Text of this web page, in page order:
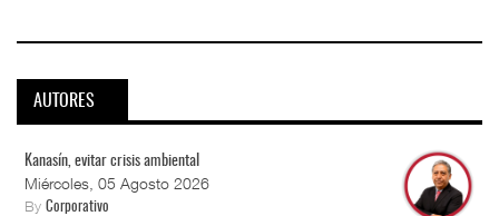
AUTORES
Kanasín, evitar crisis ambiental
Miércoles, 05 Agosto 2026
By Corporativo